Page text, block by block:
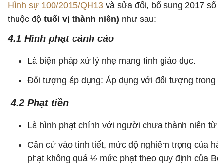
Hình sự 100/2015/QH13 và sửa đổi, bổ sung 2017 số
thuộc độ tuổi vị thành niên) như sau:
4.1 Hình phạt cảnh cáo
Là biện pháp xử lý nhẹ mang tính giáo dục.
Đối tượng áp dụng: Áp dụng với đối tượng
4.2 Phạt tiền
Là hình phạt chính với người chưa thành niên
Căn cứ vào tình tiết, mức độ nghiêm trọng của
phạt không quá ½ mức phạt theo quy định của